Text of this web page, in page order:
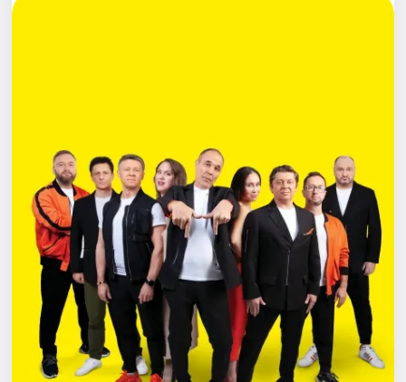
Города
Площадки
Артисты
Рейтинги